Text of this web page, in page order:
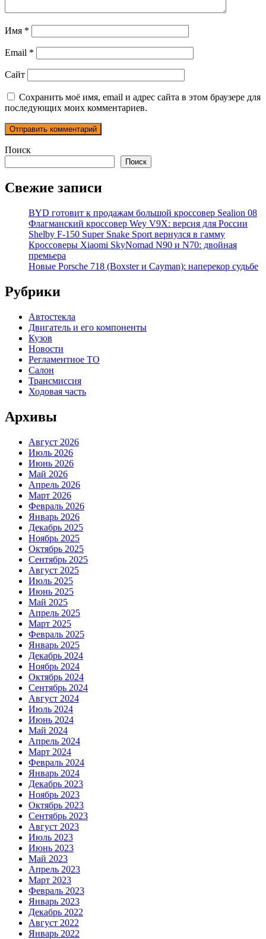
Имя *
Email *
Сайт
Сохранить моё имя, email и адрес сайта в этом браузере для
последующих моих комментариев.
Поиск
Поиск
Свежие записи
BYD готовит к продажам большой кроссовер Sealion 08
Флагманский кроссовер Wey V9X: версия для России
Shelby F-150 Super Snake Sport вернулся в гамму
Кроссоверы Xiaomi SkyNomad N90 и N70: двойная
премьера
Новые Porsche 718 (Boxster и Cayman): наперекор судьбе
Рубрики
Автостекла
Двигатель и его компоненты
Кузов
Новости
Регламентное ТО
Салон
Трансмиссия
Ходовая часть
Архивы
Август 2026
Июль 2026
Июнь 2026
Май 2026
Апрель 2026
Март 2026
Февраль 2026
Январь 2026
Декабрь 2025
Ноябрь 2025
Октябрь 2025
Сентябрь 2025
Август 2025
Июль 2025
Июнь 2025
Май 2025
Апрель 2025
Март 2025
Февраль 2025
Январь 2025
Декабрь 2024
Ноябрь 2024
Октябрь 2024
Сентябрь 2024
Август 2024
Июль 2024
Июнь 2024
Май 2024
Апрель 2024
Март 2024
Февраль 2024
Январь 2024
Декабрь 2023
Ноябрь 2023
Октябрь 2023
Сентябрь 2023
Август 2023
Июль 2023
Июнь 2023
Май 2023
Апрель 2023
Март 2023
Февраль 2023
Январь 2023
Декабрь 2022
Август 2022
Январь 2022